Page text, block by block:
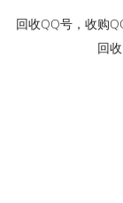
回收QQ号，收购
回